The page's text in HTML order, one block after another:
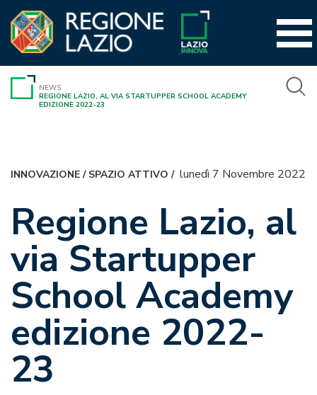
contenuto
NEWS
REGIONE LAZIO, AL VIA STARTUPPER SCHOOL ACADEMY
EDIZIONE 2022-23
INNOVAZIONE/ SPAZIO ATTIVO / lunedì 7 Novembre 2022
Regione Lazio, al
via Startupper
School Academy
edizione 2022-
23